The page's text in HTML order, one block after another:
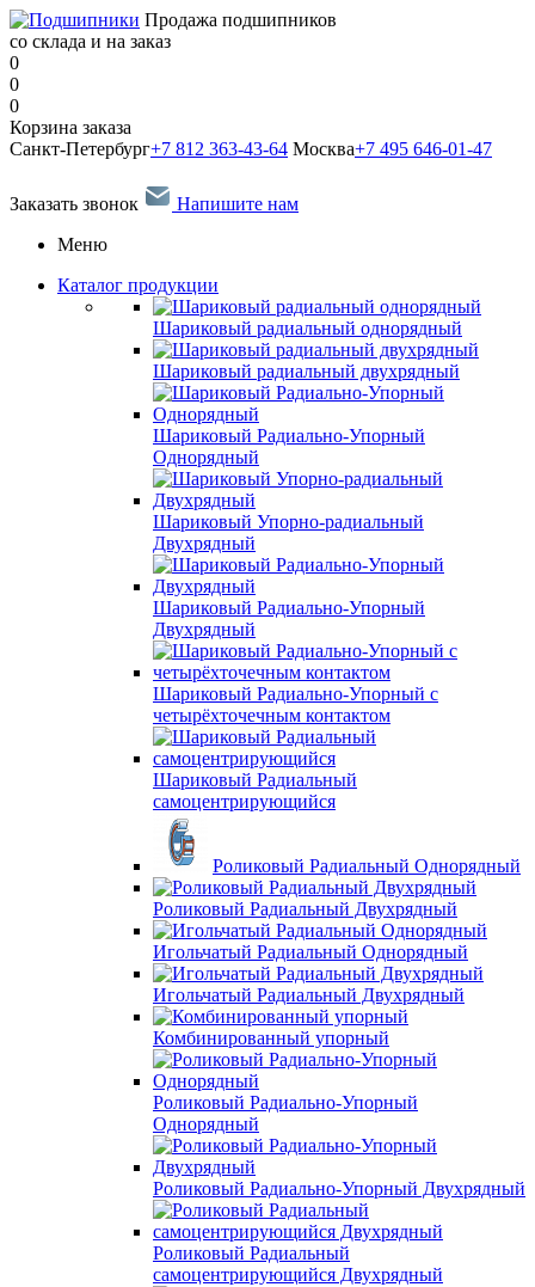
Продажа подшипников
со склада и на заказ
0
0
0
Корзина заказа
Санкт-Петербург+7 812 363-43-64 Москва+7 495 646-01-47
Заказать звонок
Напишите нам
Меню
Каталог продукции
Шариковый радиальный однорядный
Шариковый радиальный двухрядный
Шариковый Радиально-Упорный
Однорядный
Шариковый Упорно-радиальный
Двухрядный
Шариковый Радиально-Упорный
Двухрядный
Шариковый Радиально-Упорный с
четырёхточечным контактом
Шариковый Радиальный
самоцентрирующийся
Роликовый Радиальный Однорядный
Роликовый Радиальный Двухрядный
Игольчатый Радиальный Однорядный
Игольчатый Радиальный Двухрядный
Комбинированный упорный
Роликовый Радиально-Упорный
Однорядный
Роликовый Радиально-Упорный Двухрядный
Роликовый Радиальный
самоцентрирующийся Двухрядный